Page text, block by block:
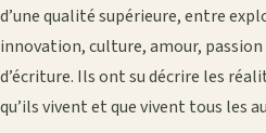
d’une qualité supérieure, entre
innovation, culture, amour,
d’écriture. Ils ont su décrire les
qu’ils vivent et que vivent tous les